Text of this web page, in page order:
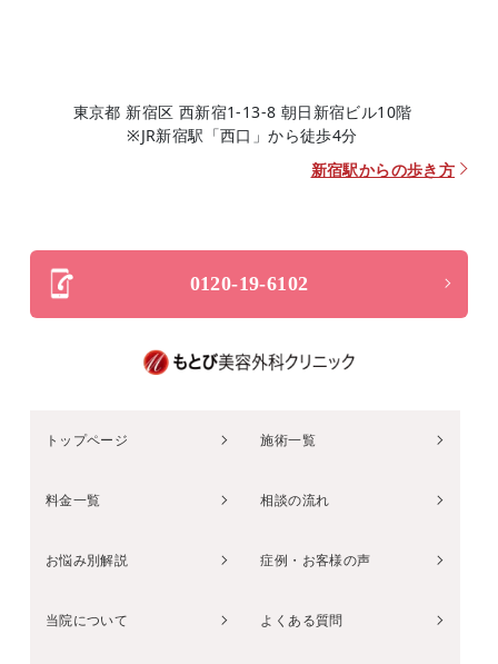
東京都 新宿区 西新宿1-13-8 朝日新宿ビル10階
※JR新宿駅「西口」から徒歩4分
新宿駅からの歩き方
0120-19-6102
トップページ 施術一覧
料金一覧 相談の流れ
お悩み別解説 症例・お客様の声
当院について よくある質問